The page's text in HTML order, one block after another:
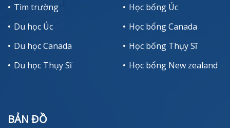
Tìm trường
Du học Úc
Du học Canada
Du học Thụy Sĩ
Học bổng Úc
Học bổng Canada
Học bổng Thụy Sĩ
Học bổng New zealand
BẢN ĐỒ